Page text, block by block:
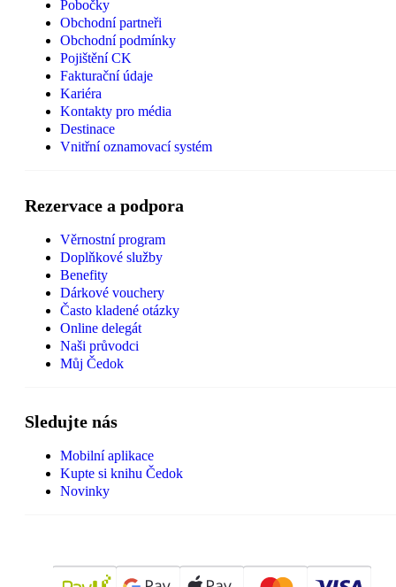
Pobočky
Obchodní partneři
Obchodní podmínky
Pojištění CK
Fakturační údaje
Kariéra
Kontakty pro média
Destinace
Vnitřní oznamovací systém
Rezervace a podpora
Věrnostní program
Doplňkové služby
Benefity
Dárkové vouchery
Často kladené otázky
Online delegát
Naši průvodci
Můj Čedok
Sledujte nás
Mobilní aplikace
Kupte si knihu Čedok
Novinky